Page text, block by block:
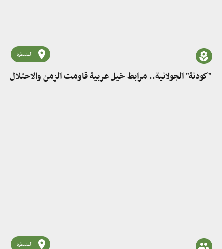
القنيطرة
"كودنة" الجولانية.. مرابط خيل عربية قاومت الزمن والاحتلال
القنيطرة